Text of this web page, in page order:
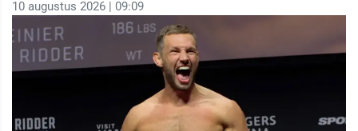
10 augustus 2026 | 09:09